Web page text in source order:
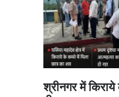
श्रीनगर में